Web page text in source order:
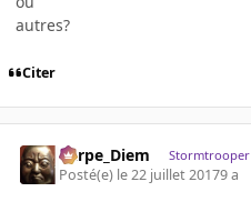
autres?
Citer
Carpe_Diem Stormtrooper
Posté(e) le 22 juillet 20179 a